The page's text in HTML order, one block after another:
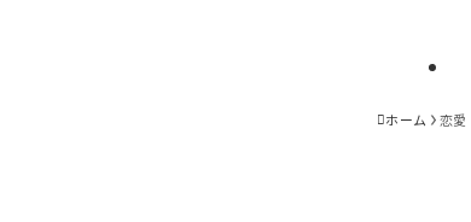
ホーム 恋愛